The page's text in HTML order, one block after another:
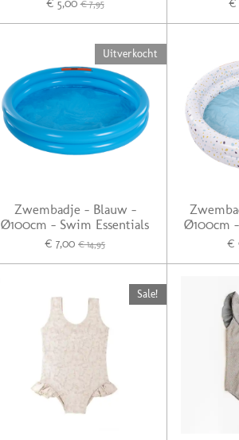
€ 5,00 € 7,95 €
Uitverkocht
Zwembadje - Blauw -
Ø100cm - Swim Essentials
€ 7,00 € 14,95
Ø100cm
€
Sale!